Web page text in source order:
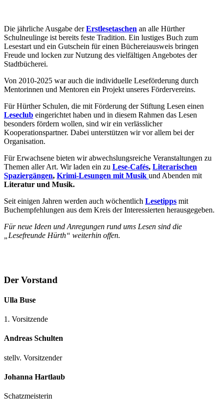
Die jährliche Ausgabe derErstlesetaschen an alle Hürther
Schulneulinge ist bereits feste Tradition. Ein lustiges Buch zum
Lesestart und ein Gutschein für einen Büchereiausweis bringen
Freude und locken zur Nutzung des vielfältigen Angebotes der
Stadtbücherei.
Von 2010-2025 war auch die individuelle Leseförderung durch
Mentorinnen und Mentoren ein Projekt unseres Fördervereins.
Für Hürther Schulen, die mit Förderung der Stiftung Lesen einen
Leseclub eingerichtet haben und in diesem Rahmen das Lesen
besonders fördern wollen, sind wir ein verlässlicher
Kooperationspartner. Dabei unterstützen wir vor allem bei der
Organisation.
Für Erwachsene bieten wir abwechslungsreiche Veranstaltungen zu
Themen aller Art. Wir laden ein zu Lese-Cafés, Literarischen
Spaziergängen, Krimi-Lesungen mit Musik und Abenden mit
Literatur und Musik.
Seit einigen Jahren werden auch wöchentlich Lesetipps mit
Buchempfehlungen aus dem Kreis der Interessierten herausgegeben.
Für neue Ideen und Anregungen rund ums Lesen sind die
„Lesefreunde Hürth“ weiterhin offen.
Der Vorstand
Ulla Buse
1. Vorsitzende
Andreas Schulten
stellv. Vorsitzender
Johanna Hartlaub
Schatzmeisterin